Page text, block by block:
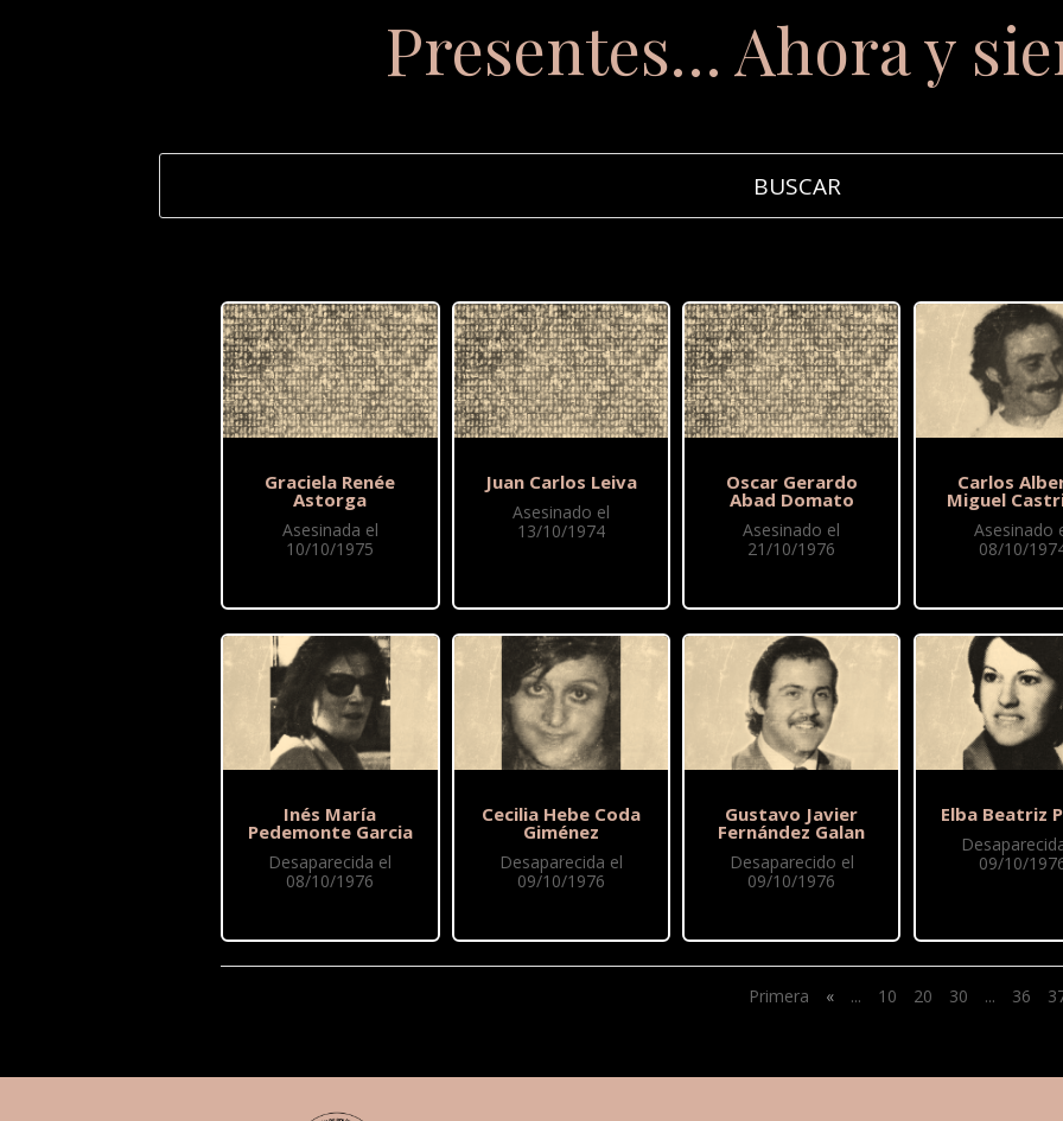
Presentes… Ahora y
Graciela Renée
Astorga
Asesinada el
10/10/1975
Inés María
Pedemonte Garcia
Desaparecida el
08/10/1976
Juan Carlos Leiva
Asesinado el
13/10/1974
Cecilia Hebe Coda
Giménez
Desaparecida el
09/10/1976
Oscar Gerardo
Abad Domato
Asesinado el
21/10/1976
Gustavo Javier
Fernández Galan
Desaparecido el
09/10/1976
Carlos
Miguel
Asesinado
08/10/
Elba Beatriz
09/10/
Primera « ... 10 20 30 ... 36